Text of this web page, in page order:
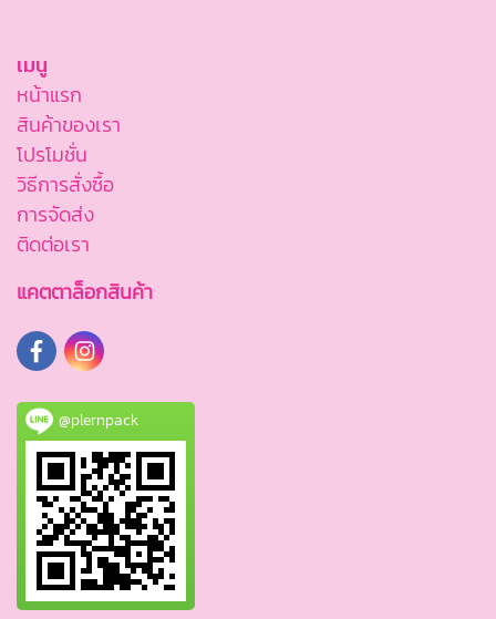
เมนู
หน้าแรก
สินค้าของเรา
โปรโมชั่น
วิธีการสั่งซื้อ
การจัดส่ง
ติดต่อเรา
แคตตาล็อกสินค้า
@plernpack